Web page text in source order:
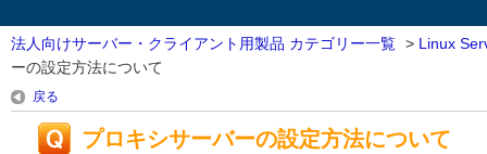
法人向けサーバー・クライアント用製品 カテゴリー一覧 > Linux
ーの設定方法について
戻る
プロキシサーバーの設定方法について